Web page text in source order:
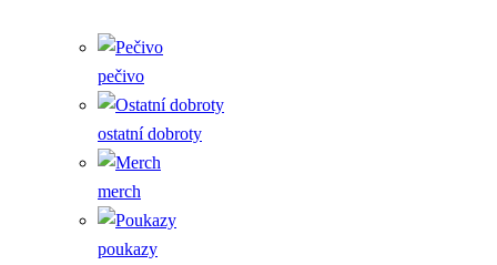
pečivo
ostatní dobroty
merch
poukazy